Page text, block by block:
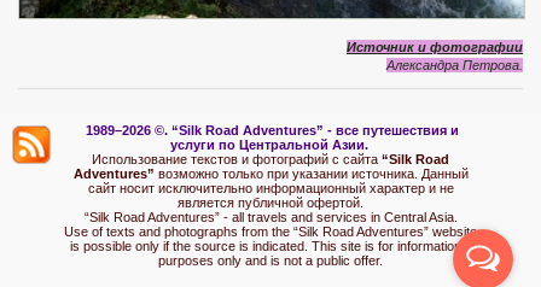
Источник и фотографии
Александра Петрова.
1989–2026 ©. “Silk Road Adventures” - все путешествия и
услуги по Центральной Азии.
Использование текстов и фотографий с сайта “Silk Road
Adventures” возможно только при указании источника. Данный
сайт носит исключительно информационный характер и не
является публичной офертой.
“Silk Road Adventures” - all travels and services in Central Asia.
Use of texts and photographs from the “Silk Road Adventures” website
is possible only if the source is indicated. This site is for informational
purposes only and is not a public offer.